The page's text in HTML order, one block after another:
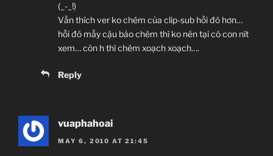
(_-_!)
Vẫn thích ver ko chém của clip-sub hồi đó hơn…
hồi đó mấy cậu bảo chém thì ko nên tại có con nít
xem… còn h thì chém xoạch xoạch….
Reply
vuaphahoai
MAY 6, 2010 AT 21:45